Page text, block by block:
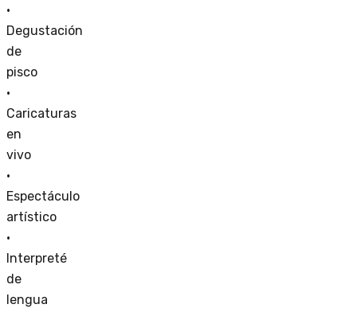
•
Degustación
de
pisco
•
Caricaturas
en
vivo
•
Espectáculo
artístico
•
Interpreté
de
lengua